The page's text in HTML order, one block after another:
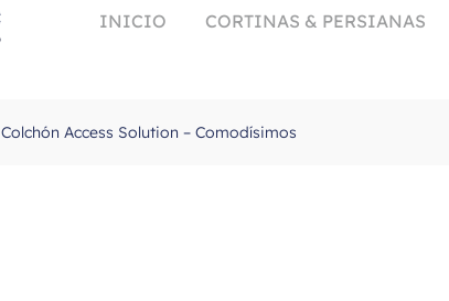
INICIO CORTINAS & PERSIANAS
Colchón Access Solution – Comodísimos